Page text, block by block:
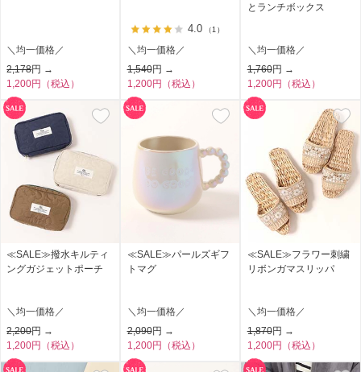
＼均一価格／
2,178円 →
1,200円（税込）
4.0 （1）
＼均一価格／
1,540円 →
1,200円（税込）
とランチボックス
＼均一価格／
1,760円 →
1,200円（税込）
≪SALE≫撥水キルティ
ングガジェットポーチ
＼均一価格／
2,200円 →
1,200円（税込）
≪SALE≫パールズギフ
トマグ
＼均一価格／
2,090円 →
1,200円（税込）
≪SALE≫フラワー刺繍
リボンガマスリッパ
＼均一価格／
1,870円 →
1,200円（税込）